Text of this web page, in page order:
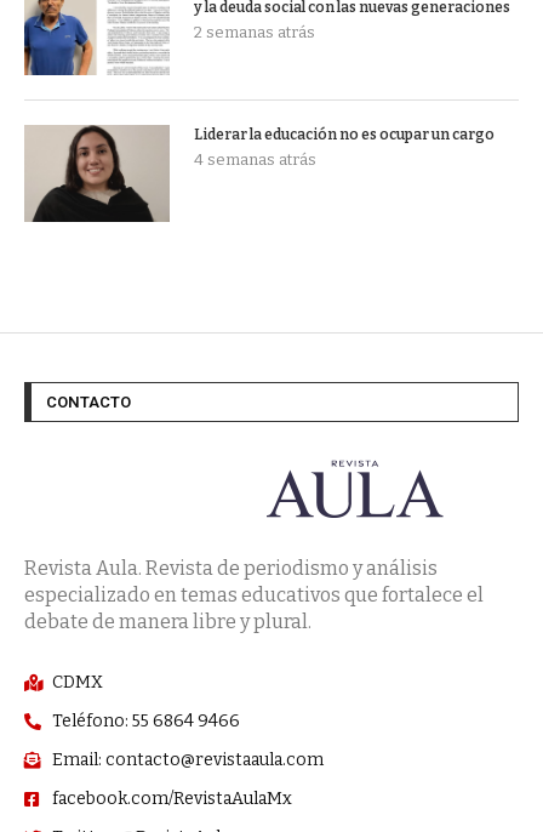
y la deuda social con las nuevas generaciones
2 semanas atrás
Liderar la educación no es ocupar un cargo
4 semanas atrás
CONTACTO
Revista Aula. Revista de periodismo y análisis
especializado en temas educativos que fortalece el
debate de manera libre y plural.
CDMX
Teléfono: 55 6864 9466
Email: contacto@revistaaula.com
facebook.com/RevistaAulaMx